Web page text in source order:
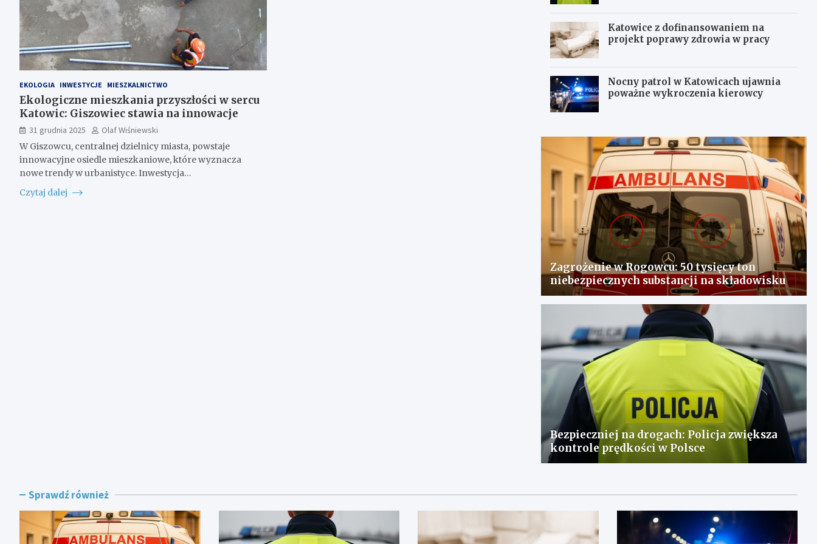
EKOLOGIA INWESTYCJE MIESZKALNICTWO
Ekologiczne mieszkania przyszłości w sercu
Katowic: Giszowiec stawia na innowacje
31 grudnia 2025
Olaf Wiśniewski
W Giszowcu, centralnej dzielnicy miasta, powstaje
innowacyjne osiedle mieszkaniowe, które wyznacza
nowe trendy w urbanistyce. Inwestycja…
Czytaj dalej
Katowice z dofinansowaniem na
projekt poprawy zdrowia w pracy
Nocny patrol w Katowicach ujawnia
poważne wykroczenia kierowcy
Zagrożenie w Rogowcu: 50 tysięcy ton
niebezpiecznych substancji na składowisku
Bezpieczniej na drogach: Policja zwiększa
kontrole prędkości w Polsce
Sprawdź również